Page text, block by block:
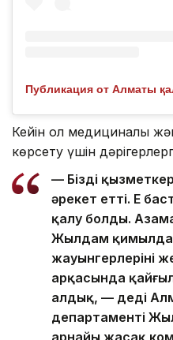
Кейін ол медициналық
көрсету үшін
— Біздің
әрекет етті. Ең
қалу болды.
Жылдам
жауынгерлерінің
арқасында
алдық, — деді
департаменті
арнайы жасақ